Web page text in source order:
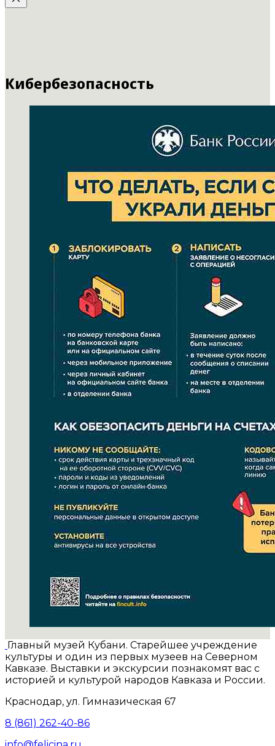
Кибербезопасность
Главный музей Кубани. Старейшее учреждение
культуры и один из первых музеев на Северном
Кавказе. Выставки и экскурсии познакомят вас с
историей и культурой народов Кавказа и России.
Краснодар, ул. Гимназическая 67
8 (861) 262-40-86